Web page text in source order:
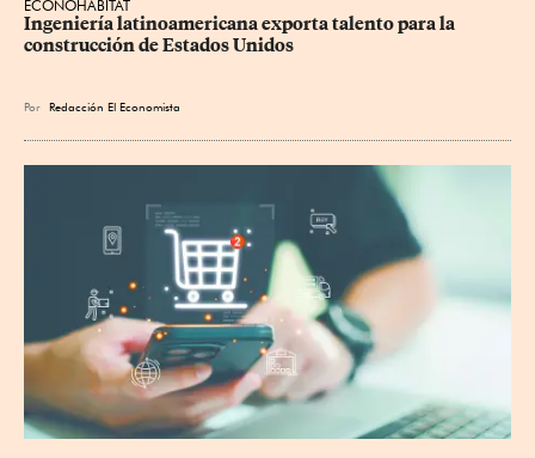
ECONOHÁBITAT
Ingeniería latinoamericana exporta talento para la
construcción de Estados Unidos
Por Redacción El Economista